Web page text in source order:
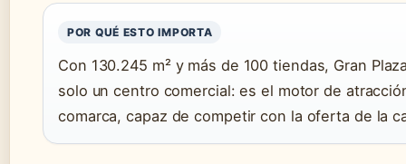
POR QUÉ ESTO IMPORTA
Con 130.245 m² y más de 100 tiendas, Gran
solo un centro comercial: es el motor de
comarca, capaz de competir con la oferta de la